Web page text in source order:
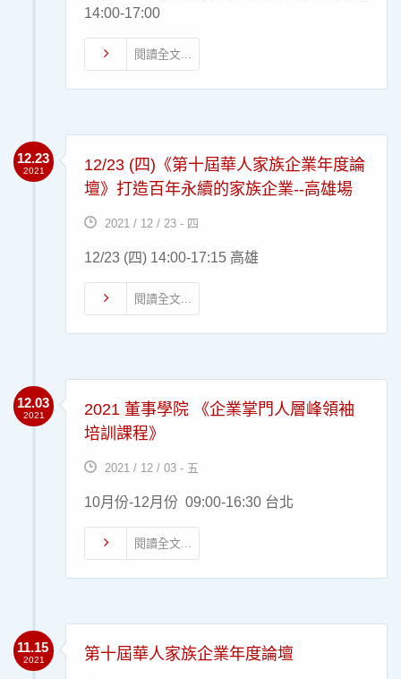
14:00-17:00
閱讀全文...
12.23
2021
12/23 (四)《第十屆華人家族企業年度論
壇》打造百年永續的家族企業--高雄場
2021 / 12 / 23 - 四
12/23 (四) 14:00-17:15 高雄
閱讀全文...
12.03
2021
2021 董事學院 《企業掌門人層峰領袖
培訓課程》
2021 / 12 / 03 - 五
10月份-12月份 09:00-16:30 台北
閱讀全文...
11.15
2021 第十屆華人家族企業年度論壇